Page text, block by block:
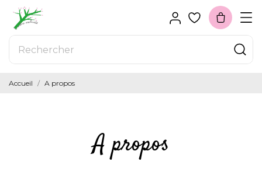
Accueil A propos
A propos